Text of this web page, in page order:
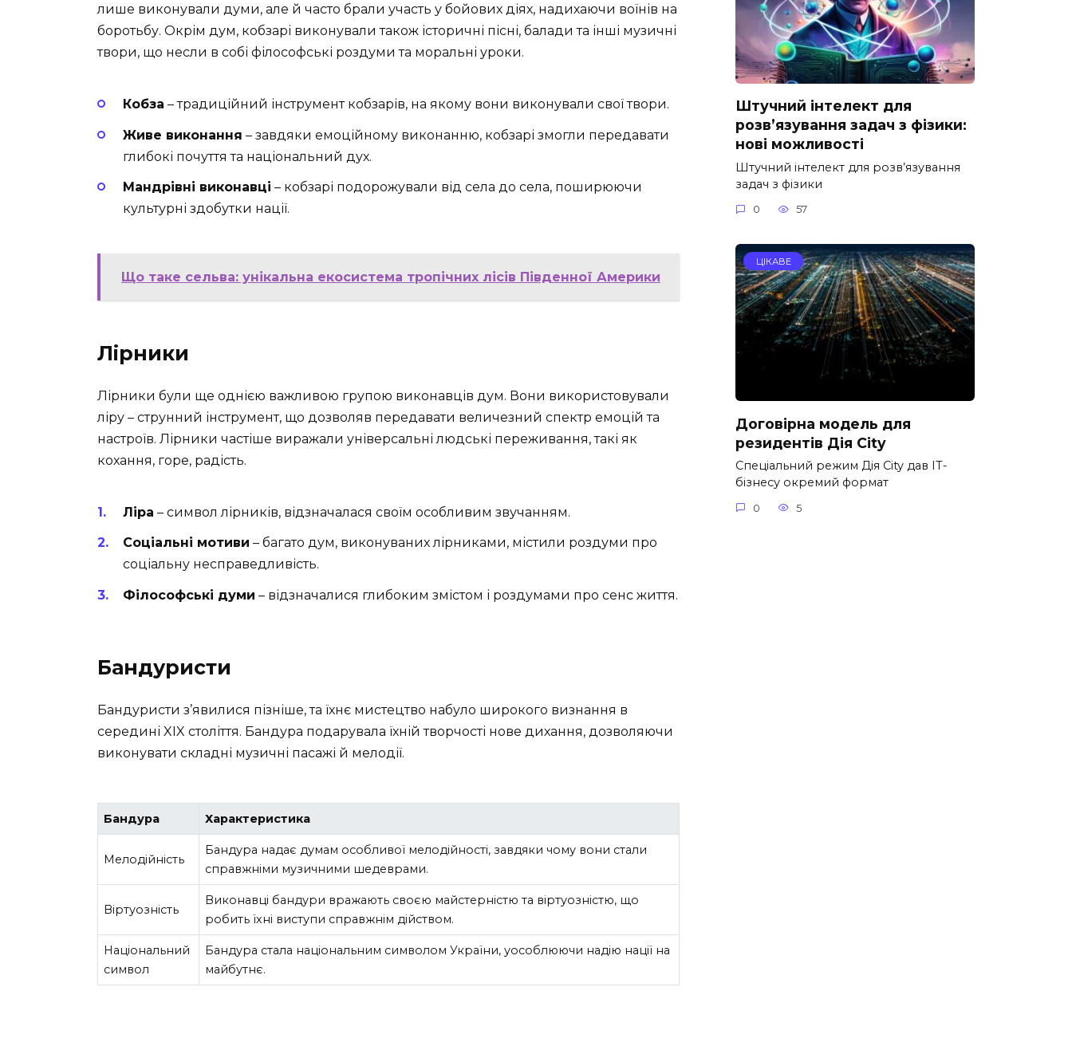
лише виконували думи, але й часто брали участь у бойових діях, надихаючи воїнів на
боротьбу. Окрім дум, кобзарі виконували також історичні пісні, балади та інші музичні
твори, що несли в собі філософські роздуми та моральні уроки.
Кобза – традиційний інструмент кобзарів, на якому вони виконували свої твори.
Живе виконання – завдяки емоційному виконанню, кобзарі змогли передавати
глибокі почуття та національний дух.
Мандрівні виконавці – кобзарі подорожували від села до села, поширюючи
культурні здобутки нації.
Що таке сельва: унікальна екосистема тропічних лісів Південної Америки
Лірники
Лірники були ще однією важливою групою виконавців дум. Вони використовували
ліру – струнний інструмент, що дозволяв передавати величезний спектр емоцій та
настроїв. Лірники частіше виражали універсальні людські переживання, такі як
кохання, горе, радість.
Ліра – символ лірників, відзначалася своїм особливим звучанням.
Соціальні мотиви – багато дум, виконуваних лірниками, містили роздуми про
соціальну несправедливість.
Філософські думи – відзначалися глибоким змістом і роздумами про сенс життя.
Бандуристи
Бандуристи з’явилися пізніше, та їхнє мистецтво набуло широкого визнання в
середині XIX століття. Бандура подарувала їхній творчості нове дихання, дозволяючи
виконувати складні музичні пасажі й мелодії.
Бандура Характеристика
Мелодійність
Бандура надає думам особливої мелодійності, завдяки чому вони стали
справжніми музичними шедеврами.
Віртуозність
Виконавці бандури вражають своєю майстерністю та віртуозністю, що
робить їхні виступи справжнім дійством.
Національний
символ
Бандура стала національним символом України, уособлюючи надію нації на
майбутнє.
Штучний інтелект для
розв’язування задач з фізики:
нові можливості
Штучний інтелект для розв’язування
задач з фізики
0 57
ЦІКАВЕ
Договірна модель для
резидентів Дія City
Спеціальний режим Дія City дав IT-
бізнесу окремий формат
0 5